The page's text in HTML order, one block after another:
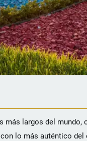
más largos del
lo más auténtico